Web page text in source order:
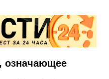
означающее